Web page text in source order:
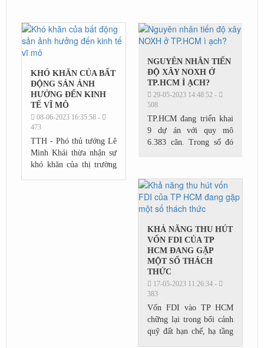
thứ cấp đã giảm mạnh,
phần...
KHÓ KHĂN CỦA BẤT
ĐỘNG SẢN ẢNH
HƯỞNG ĐẾN KINH
TẾ VĨ MÔ
08-06-2023 16:35:58 -
473
TTH - Phó thủ tướng Lê
Minh Khái thừa nhận sự
khó khăn của thị trường
NGUYÊN NHÂN TIẾN
ĐỘ XÂY NOXH Ở
TP.HCM Ì ẠCH?
29-05-2023 14:48:52 -
508
TP.HCM đang triển khai
9 dự án với quy mô
6.383 căn. Trong số đó
đoạn 2016-2020, 4 dự án
khởi công trong năm...
KHẢ NĂNG THU HÚT
VỐN FDI CỦA TP
HCM ĐANG GẶP
MỘT SỐ THÁCH
THỨC
17-05-2023 11:26:34 -
383
Vốn FDI vào TP HCM
chững lại trong bối cảnh
quỹ đất hạn chế, hạ tầng